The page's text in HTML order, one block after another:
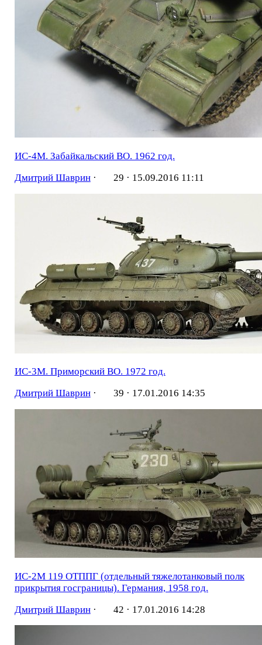
ИС-4М. Забайкальский ВО. 1962 год.
Дмитрий Шаврин· 29 · 15.09.2016 11:11
ИС-3М. Приморский ВО. 1972 год.
Дмитрий Шаврин· 39 · 17.01.2016 14:35
ИС-2М 119 ОТППГ (отдельный тяжелотанковый полк
прикрытия госграницы). Германия, 1958 год.
Дмитрий Шаврин· 42 · 17.01.2016 14:28